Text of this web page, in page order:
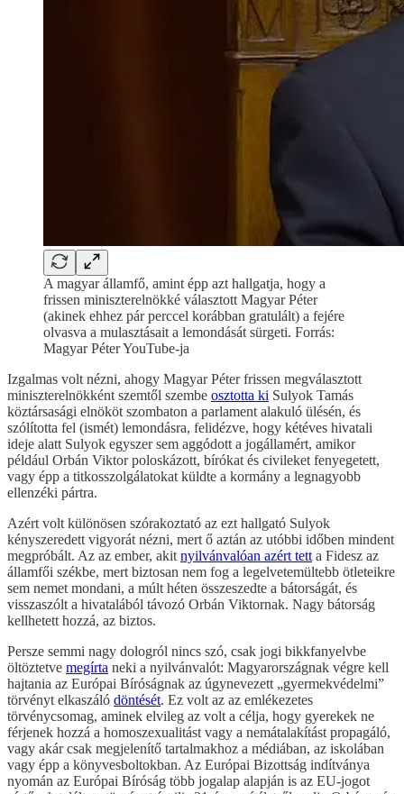
A magyar államfő, amint épp azt hallgatja, hogy a
frissen miniszterelnökké választott Magyar Péter
(akinek ehhez pár perccel korábban gratulált) a fejére
olvasva a mulasztásait a lemondását sürgeti. Forrás:
Magyar Péter YouTube-ja
Izgalmas volt nézni, ahogy Magyar Péter frissen megválasztott
miniszterelnökként szemtől szembe osztotta ki Sulyok Tamás
köztársasági elnököt szombaton a parlament alakuló ülésén, és
szólította fel (ismét) lemondásra, felidézve, hogy kétéves hivatali
ideje alatt Sulyok egyszer sem aggódott a jogállamért, amikor
például Orbán Viktor poloskázott, bírókat és civileket fenyegetett,
vagy épp a titkosszolgálatokat küldte a kormány a legnagyobb
ellenzéki pártra.
Azért volt különösen szórakoztató az ezt hallgató Sulyok
kényszeredett vigyorát nézni, mert ő aztán az utóbbi időben mindent
megpróbált. Az az ember, akit nyilvánvalóan azért tett a Fidesz az
államfői székbe, mert biztosan nem fog a legelvetemültebb ötleteikre
sem nemet mondani, a múlt héten összeszedte a bátorságát, és
visszaszólt a hivatalából távozó Orbán Viktornak. Nagy bátorság
kellhetett hozzá, az biztos.
Persze semmi nagy dologról nincs szó, csak jogi bikkfanyelvbe
öltöztetve megírta neki a nyilvánvalót: Magyarországnak végre kell
hajtania az Európai Bíróságnak az úgynevezett „gyermekvédelmi”
törvényt elkaszáló döntését. Ez volt az az emlékezetes
törvénycsomag, aminek elvileg az volt a célja, hogy gyerekek ne
férjenek hozzá a homoszexualitást vagy a nemátalakítást propagáló,
vagy akár csak megjelenítő tartalmakhoz a médiában, az iskolában
vagy épp a könyvesboltokban. Az Európai Bizottság indítványa
nyomán az Európai Bíróság több jogalap alapján is az EU-jogot